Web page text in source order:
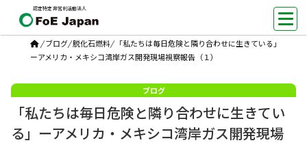
認定特定非営利活動法人
/ ブログ/脱化石燃料/
「私たちは毎日危険と隣り合わせに生きている」
ーアメリカ・メキシコ湾岸ガス開発現場視察報告（１）
「私たちは毎日危険と隣り合わせに生きてい
る」ーアメリカ・メキシコ湾岸ガス開発現場